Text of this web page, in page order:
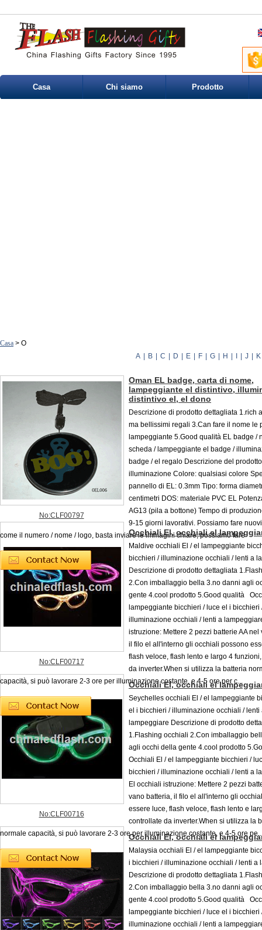
Casa Chi siamo Prodotto
Casa > O
A
B C D E F G H J K
No:CLF00797
Oman EL badge, carta di nome,
lampeggiante el distintivo,
distintivo el, el dono
Descrizione di prodotto dettagliata 1.rich
ma bellissimi regali 3.Can fare il nome le
lampeggiante 5.Good qualità EL badge /
scheda / lampeggiante el badge /
badge / el regalo Descrizione del
illuminazione Colore: qualsiasi colore
pannello di EL: 0.3mm Tipo: forma
centimetri DOS: materiale PVC EL
AG13 (pila a bottone) Tempo di
9-15 giorni lavorativi. Possiamo fare
come il numero / nome / logo, basta inviare le immagini chiare, possiamo fare
No:CLF00717
Occhiali El, occhiali el
Maldive occhiali El / el lampeggiante
bicchieri / illuminazione occhiali / lenti a
Descrizione di prodotto dettagliata
2.Con imballaggio bella 3.no danni agli
gente 4.cool prodotto 5.Good qualità
lampeggiante bicchieri / luce el i bicchieri
illuminazione occhiali / lenti a
istruzione: Mettere 2 pezzi batterie AA nel
il filo el all'interno gli occhiali possono
flash veloce, flash lento e largo 4
da inverter.When si utilizza la batteria
capacità, si può lavorare 2-3 ore per illuminazione costante, e 4-5 ore per c...
No:CLF00716
Occhiali El, occhiali el
Seychelles occhiali El / el lampeggiante
el i bicchieri / illuminazione occhiali / lenti
lampeggiare Descrizione di prodotto
1.Flashing occhiali 2.Con imballaggio
agli occhi della gente 4.cool prodotto
Occhiali El / el lampeggiante bicchieri /
bicchieri / illuminazione occhiali / lenti a
El occhiali istruzione: Mettere 2 pezzi
vano batteria, il filo el all'interno gli
essere luce, flash veloce, flash lento e
controllate da inverter.When si utilizza la
normale capacità, si può lavorare 2-3 ore per illuminazione costante, e 4-5 ore
Occhiali El, occhiali el
Malaysia occhiali El / el lampeggiante
i bicchieri / illuminazione occhiali / lenti a
Descrizione di prodotto dettagliata
2.Con imballaggio bella 3.no danni agli
gente 4.cool prodotto 5.Good qualità
lampeggiante bicchieri / luce el i bicchieri
illuminazione occhiali / lenti a